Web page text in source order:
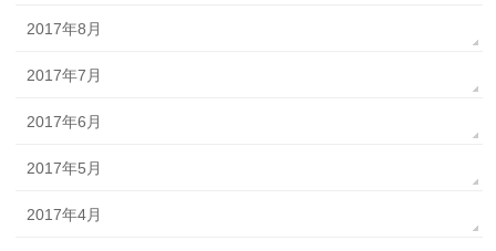
2017年8月
2017年7月
2017年6月
2017年5月
2017年4月